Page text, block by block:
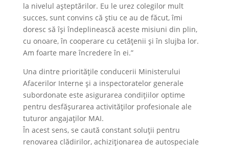
la nivelul așteptărilor. Eu le urez colegilor mult
succes, sunt convins că știu ce au de făcut, îmi
doresc să își îndeplinească aceste misiuni din plin,
cu onoare, în cooperare cu cetățenii și în slujba lor.
Am foarte mare încredere în ei.”
Una dintre prioritățile conducerii Ministerului
Afacerilor Interne și a inspectoratelor generale
subordonate este asigurarea condițiilor optime
pentru desfășurarea activităților profesionale ale
tuturor angajaților MAI.
În acest sens, se caută constant soluții pentru
renovarea clădirilor, achiziționarea de autospeciale